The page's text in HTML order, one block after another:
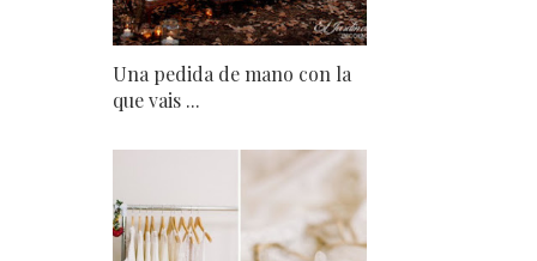
Una pedida de mano con la
que vais ...